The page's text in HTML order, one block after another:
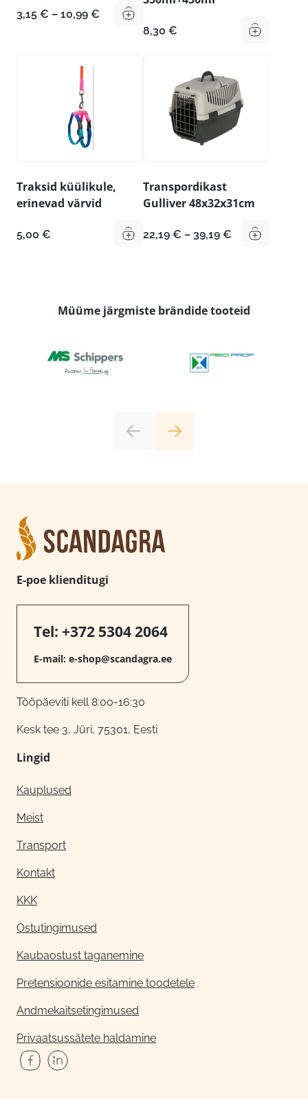
3,15 € – 10,99 € Hinnavahemik:
8,30 €
Traksid küülikule,
erinevad värvid
5,00 €
Transpordikast
Gulliver 48x32x31cm
22,19 € – 39,19 €
Müüme järgmiste brändide tooteid
E-poe klienditugi
Tel: +372 5304 2064
E-mail: e-shop@scandagra.ee
Tööpäeviti kell 8:00-16:30
Kesk tee 3, Jüri, 75301, Eesti
Lingid
Kauplused
Meist
Transport
Kontakt
KKK
Ostutingimused
Kaubaostust taganemine
Pretensioonide esitamine toodetele
Andmekaitsetingimused
Privaatsussätete haldamine